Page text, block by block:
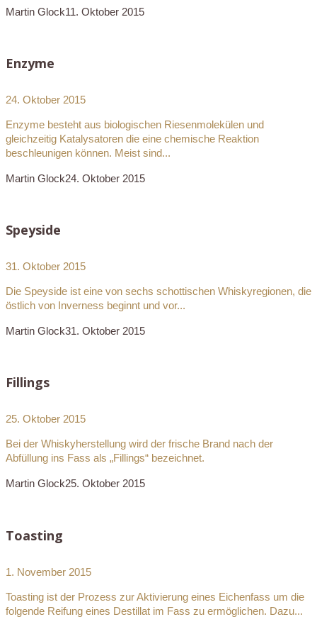
Martin Glock11. Oktober 2015
Enzyme
24. Oktober 2015
Enzyme besteht aus biologischen Riesenmolekülen und
gleichzeitig Katalysatoren die eine chemische Reaktion
beschleunigen können. Meist sind...
Martin Glock24. Oktober 2015
Speyside
31. Oktober 2015
Die Speyside ist eine von sechs schottischen Whiskyregionen, die
östlich von Inverness beginnt und vor...
Martin Glock31. Oktober 2015
Fillings
25. Oktober 2015
Bei der Whiskyherstellung wird der frische Brand nach der
Abfüllung ins Fass als „Fillings“ bezeichnet.
Martin Glock25. Oktober 2015
Toasting
1. November 2015
Toasting ist der Prozess zur Aktivierung eines Eichenfass um die
folgende Reifung eines Destillat im Fass zu ermöglichen. Dazu...